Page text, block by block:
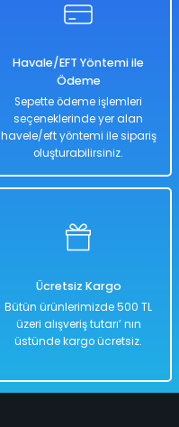
Havale/EFT Yöntemi ile
Ödeme
Sepette ödeme işlemleri
seçeneklerinde yer alan
havele/eft yöntemi ile sipariş
oluşturabilirsiniz.
Ücretsiz Kargo
Bütün ürünlerimizde 500 TL
üzeri alışveriş tutarı’ nın
üstünde kargo ücretsiz.